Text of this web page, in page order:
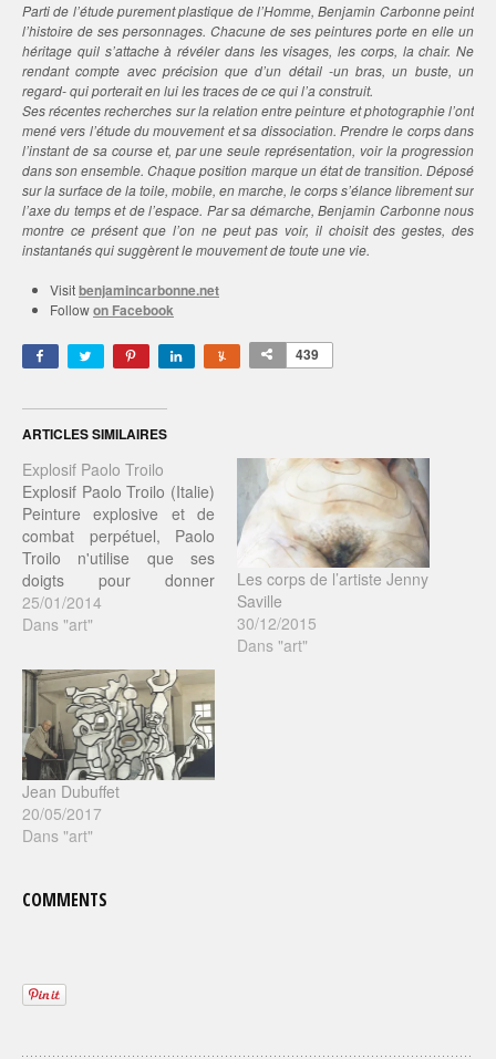
Parti de l’étude purement plastique de l’Homme, Benjamin Carbonne peint
l’histoire de ses personnages. Chacune de ses peintures porte en elle un
héritage quil s’attache à révéler dans les visages, les corps, la chair. Ne
rendant compte avec précision que d’un détail -un bras, un buste, un
regard- qui porterait en lui les traces de ce qui l’a construit.
Ses récentes recherches sur la relation entre peinture et photographie l’ont
mené vers l’étude du mouvement et sa dissociation. Prendre le corps dans
l’instant de sa course et, par une seule représentation, voir la progression
dans son ensemble. Chaque position marque un état de transition. Déposé
sur la surface de la toile, mobile, en marche, le corps s’élance librement sur
l’axe du temps et de l’espace. Par sa démarche, Benjamin Carbonne nous
montre ce présent que l’on ne peut pas voir, il choisit des gestes, des
instantanés qui suggèrent le mouvement de toute une vie.
Visitbenjamincarbonne.net
Followon Facebook
439
ARTICLES SIMILAIRES
Explosif Paolo Troilo
Explosif Paolo Troilo (Italie)
Peinture explosive et de
combat perpétuel, Paolo
Troilo n'utilise que ses
doigts pour donner
naissance à des corps
remplis de force et de
Paolo Troilo
25/01/2014
Dans "art"
Les corps de l’artiste Jenny
Saville
30/12/2015
Dans "art"
Jean Dubuffet
20/05/2017
Dans "art"
COMMENTS